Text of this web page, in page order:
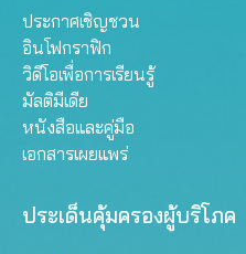
ประกาศเชิญชวน
อินโฟกราฟิก
วิดีโอเพื่อการเรียนรู้
มัลติมีเดีย
หนังสือและคู่มือ
เอกสารเผยแพร่
ประเด็นคุ้มครองผู้บริโภค